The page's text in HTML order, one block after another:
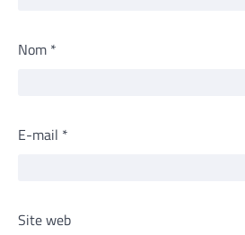
Nom *
E-mail *
Site web